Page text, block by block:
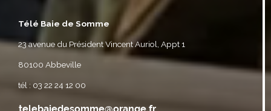
Télé Baie de Somme
23 avenue du Président Vincent Auriol, Appt 1
80100 Abbeville
tél : 03 22 24 12 00